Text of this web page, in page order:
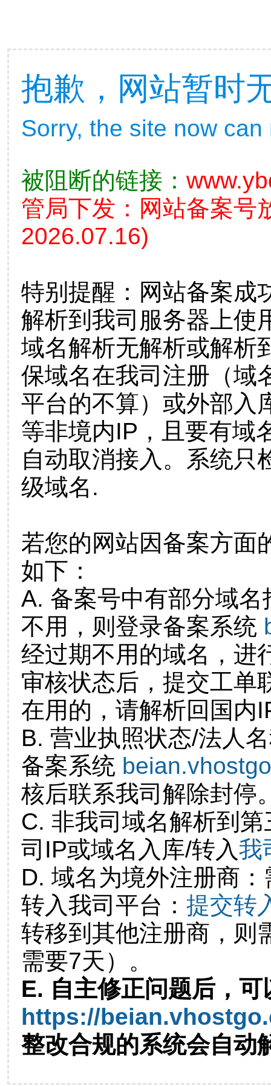
抱歉，网站暂时
Sorry, the site now
被阻断的链接：
管局下发：网站备案号
2026.07.16)
特别提醒：网站备案成
解析到我司服务器上使
域名解析无解析或解析
保域名在我司注册（域
平台的不算）或外部入
等非境内IP，且要有域
自动取消接入。系统只
级域名.
若您的网站因备案方面
如下：
A. 备案号中有部分域
不用，则登录备案系统
经过期不用的域名，进
审核状态后，提交工单
在用的，请解析回国内
B. 营业执照状态/法人
备案系统
核后联系我司解除封停
C. 非我司域名解析到
司IP或域名入库/转入我
D. 域名为境外注册商
转入我司平台： 提交转
转移到其他注册商，则
需要7天）。
E. 自主修正问题后，可
https://
整改合规的系统会自动